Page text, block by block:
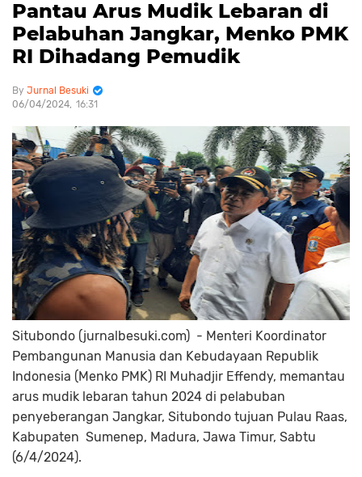
Pantau Arus Mudik Lebaran di
Pelabuhan Jangkar, Menko PMK
RI Dihadang Pemudik
Jurnal Besuki
06/04/2024 16:31
Situbondo (jurnalbesuki.com) - Menteri Koordinator
Pembangunan Manusia dan Kebudayaan Republik
Indonesia (Menko PMK) RI Muhadjir Effendy, memantau
arus mudik lebaran tahun 2024 di pelabuban
penyeberangan Jangkar, Situbondo tujuan Pulau Raas,
Kabupaten Sumenep, Madura, Jawa Timur, Sabtu
(6/4/2024).